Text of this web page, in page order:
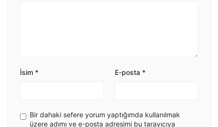
İsim * E-posta *
Bir dahaki sefere yorum yaptığımda kullanılmak
üzere adımı ve e-posta adresimi bu tarayıcıya